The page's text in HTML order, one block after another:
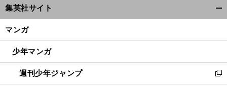
ィ
ン
ウ
開
く
集英社サイト
マンガ
少年マンガ
週刊少年ジャンプ
新